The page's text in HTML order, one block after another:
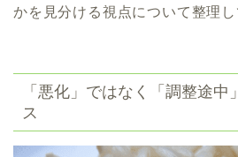
かを見分ける視点について整理し
「悪化」ではなく「調整途
ス